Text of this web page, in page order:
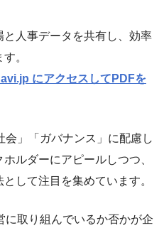
人事データを共有し、効率
。
にアクセスしてPDFを
会」「ガバナンス」に配慮し
ルダーにアピールしつつ、
して注目を集めています。
に取り組んでいるか否かが企